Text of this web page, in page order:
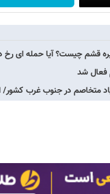
قشم چیست؟ آیا حمله ای رخ
فعال شد
متخاصم در جنوب غرب کشور/